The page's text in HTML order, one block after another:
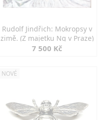
Rudolf Jindřich: Mokropsy v
zimě. (Z majetku Ng v Praze)
7 500 Kč
NOVÉ